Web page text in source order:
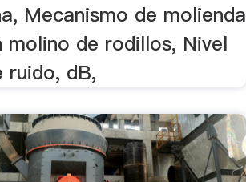
Mecanismo de molienda
molino de rodillos, Nivel
ruido, dB,